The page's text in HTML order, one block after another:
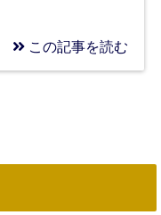
この記事を読む